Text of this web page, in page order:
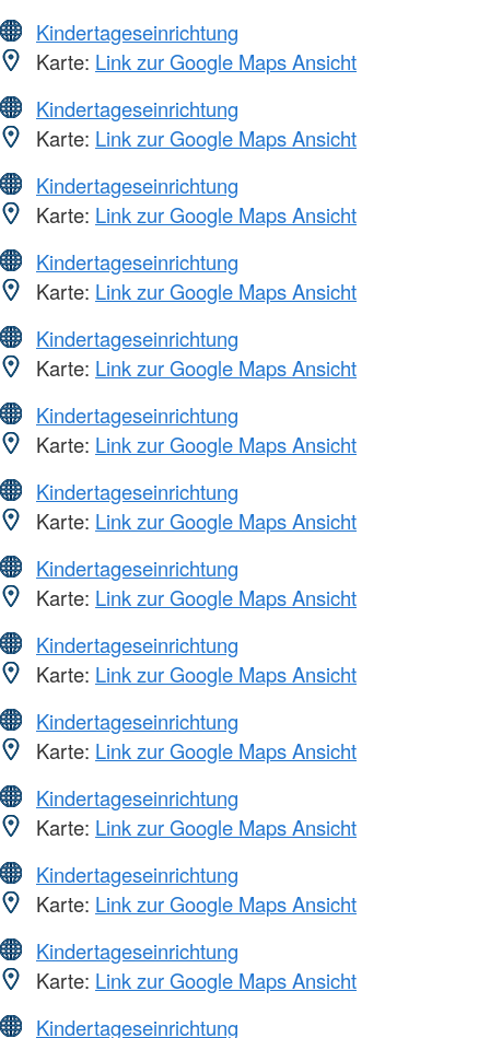
Kindertageseinrichtung
Karte: Link zur Google Maps Ansicht
Kindertageseinrichtung
Karte: Link zur Google Maps Ansicht
Kindertageseinrichtung
Karte: Link zur Google Maps Ansicht
Kindertageseinrichtung
Karte: Link zur Google Maps Ansicht
Kindertageseinrichtung
Karte: Link zur Google Maps Ansicht
Kindertageseinrichtung
Karte: Link zur Google Maps Ansicht
Kindertageseinrichtung
Karte: Link zur Google Maps Ansicht
Kindertageseinrichtung
Karte: Link zur Google Maps Ansicht
Kindertageseinrichtung
Karte: Link zur Google Maps Ansicht
Kindertageseinrichtung
Karte: Link zur Google Maps Ansicht
Kindertageseinrichtung
Karte: Link zur Google Maps Ansicht
Kindertageseinrichtung
Karte: Link zur Google Maps Ansicht
Kindertageseinrichtung
Karte: Link zur Google Maps Ansicht
Kindertageseinrichtung